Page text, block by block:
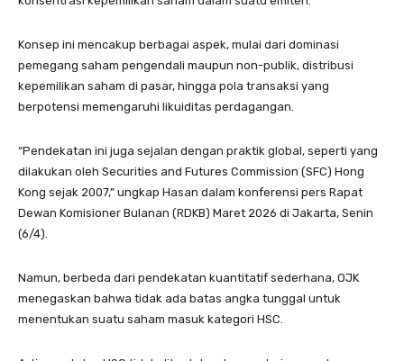
Konsep ini mencakup berbagai aspek, mulai dari dominasi
pemegang saham pengendali maupun non-publik, distribusi
kepemilikan saham di pasar, hingga pola transaksi yang
berpotensi memengaruhi likuiditas perdagangan.
“Pendekatan ini juga sejalan dengan praktik global, seperti yang
dilakukan oleh Securities and Futures Commission (SFC) Hong
Kong sejak 2007,” ungkap Hasan dalam konferensi pers Rapat
Dewan Komisioner Bulanan (RDKB) Maret 2026 di Jakarta, Senin
(6/4).
Namun, berbeda dari pendekatan kuantitatif sederhana, OJK
menegaskan bahwa tidak ada batas angka tunggal untuk
menentukan suatu saham masuk kategori HSC.